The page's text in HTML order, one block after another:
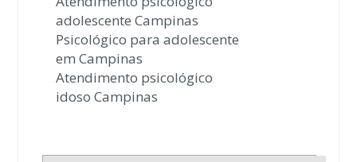
adolescente Campinas
Psicológico para adolescente
em Campinas
Atendimento psicológico
idoso Campinas